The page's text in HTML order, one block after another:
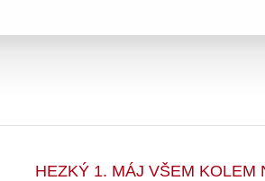
HEZKÝ 1. MÁJ VŠEM KOLEM